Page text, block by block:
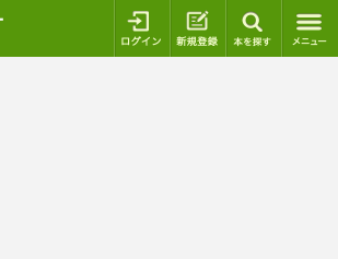
ログイン 新規登録